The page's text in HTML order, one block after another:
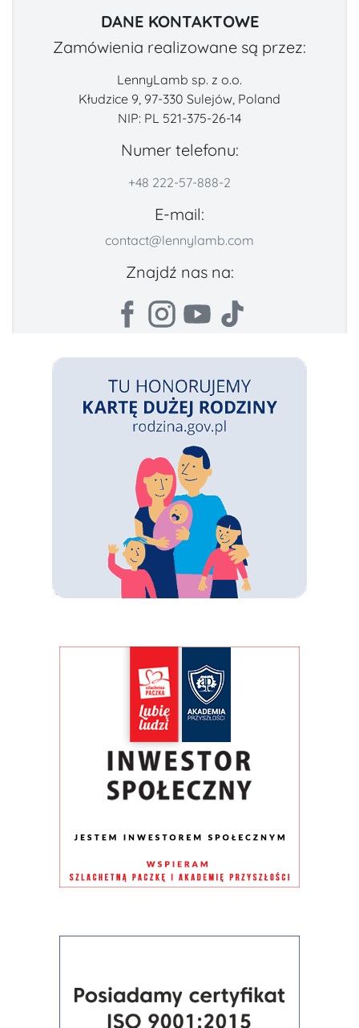
DANE KONTAKTOWE
Zamówienia realizowane są przez:
LennyLamb sp. z o.o.
Kłudzice 9, 97-330 Sulejów, Poland
NIP: PL 521-375-26-14
Numer telefonu:
+48 222-57-888-2
E-mail:
contact@lennylamb.com
Znajdź nas na: